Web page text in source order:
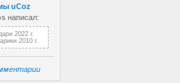
uCoz
написал:
2022 г.
2010 г.